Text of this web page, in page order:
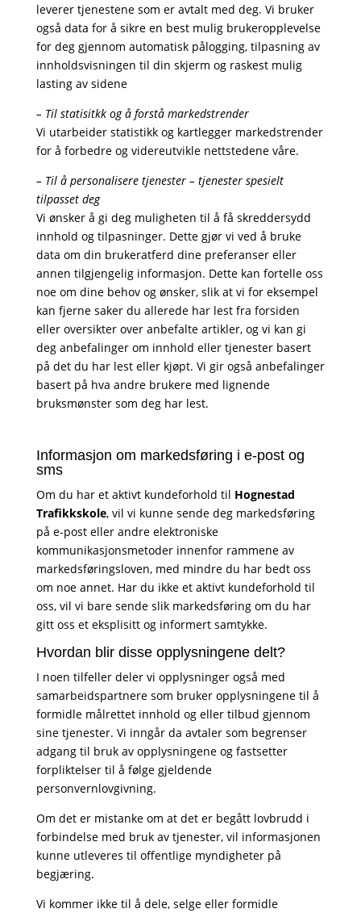
leverer tjenestene som er avtalt med deg. Vi bruker
også data for å sikre en best mulig brukeropplevelse
for deg gjennom automatisk pålogging, tilpasning av
innholdsvisningen til din skjerm og raskest mulig
lasting av sidene
– Til statisitkk og å forstå markedstrender
Vi utarbeider statistikk og kartlegger markedstrender
for å forbedre og videreutvikle nettstedene våre.
– Til å personalisere tjenester – tjenester spesielt
tilpasset deg
Vi ønsker å gi deg muligheten til å få skreddersydd
innhold og tilpasninger. Dette gjør vi ved å bruke
data om din brukeratferd dine preferanser eller
annen tilgjengelig informasjon. Dette kan fortelle oss
noe om dine behov og ønsker, slik at vi for eksempel
kan fjerne saker du allerede har lest fra forsiden
eller oversikter over anbefalte artikler, og vi kan gi
deg anbefalinger om innhold eller tjenester basert
på det du har lest eller kjøpt. Vi gir også anbefalinger
basert på hva andre brukere med lignende
bruksmønster som deg har lest.
Informasjon om markedsføring i e-post og
sms
Om du har et aktivt kundeforhold til Hognestad
Trafikkskole, vil vi kunne sende deg markedsføring
på e-post eller andre elektroniske
kommunikasjonsmetoder innenfor rammene av
markedsføringsloven, med mindre du har bedt oss
om noe annet. Har du ikke et aktivt kundeforhold til
oss, vil vi bare sende slik markedsføring om du har
gitt oss et eksplisitt og informert samtykke.
Hvordan blir disse opplysningene delt?
I noen tilfeller deler vi opplysninger også med
samarbeidspartnere som bruker opplysningene til å
formidle målrettet innhold og eller tilbud gjennom
sine tjenester. Vi inngår da avtaler som begrenser
adgang til bruk av opplysningene og fastsetter
forpliktelser til å følge gjeldende
personvernlovgivning.
Om det er mistanke om at det er begått lovbrudd i
forbindelse med bruk av tjenester, vil informasjonen
kunne utleveres til offentlige myndigheter på
begjæring.
Vi kommer ikke til å dele, selge eller formidle